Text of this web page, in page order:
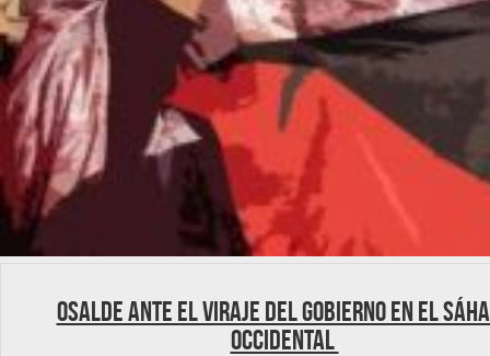
Osalde ante el viraje del Gobierno en el
Occidental